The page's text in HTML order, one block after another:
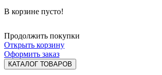
В корзине пусто!
Продолжить покупки
Открыть корзину
Оформить заказ
КАТАЛОГ ТОВАРОВ